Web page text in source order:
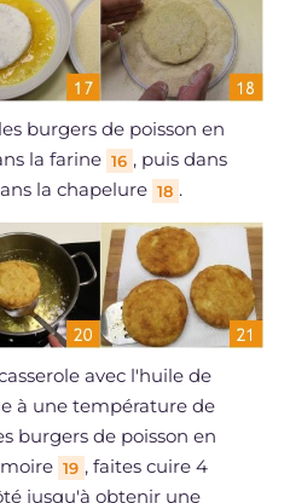
burgers de poisson en
la farine 16 , puis dans
la chapelure 18 .
avec l'huile de
à une température de
burgers de poisson en
19 , faites cuire 4
jusqu'à obtenir une